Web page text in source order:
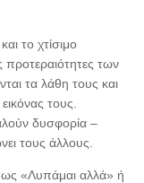
το χτίσιμο
προτεραιότητες των
τα λάθη τους και
τους.
δυσφορία –
τους άλλους.
«Λυπάμαι αλλά» ή